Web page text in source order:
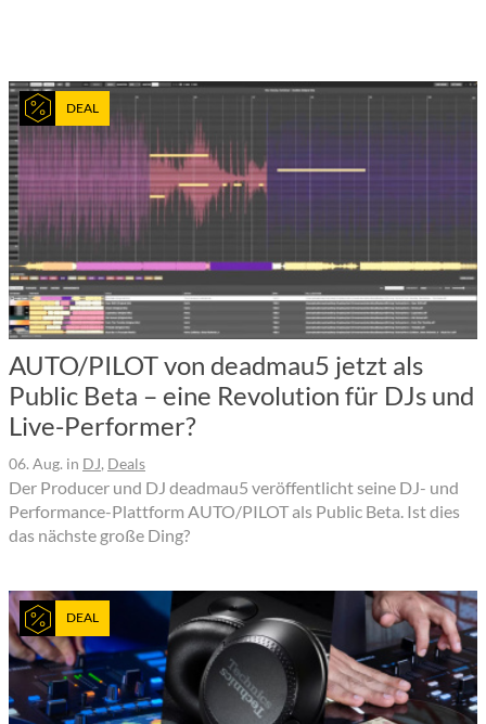
DEAL
AUTO/PILOT von deadmau5 jetzt als
Public Beta – eine Revolution für DJs und
Live-Performer?
06. Aug. in DJ, Deals
Der Producer und DJ deadmau5 veröffentlicht seine DJ- und
Performance-Plattform AUTO/PILOT als Public Beta. Ist dies
das nächste große Ding?
DEAL